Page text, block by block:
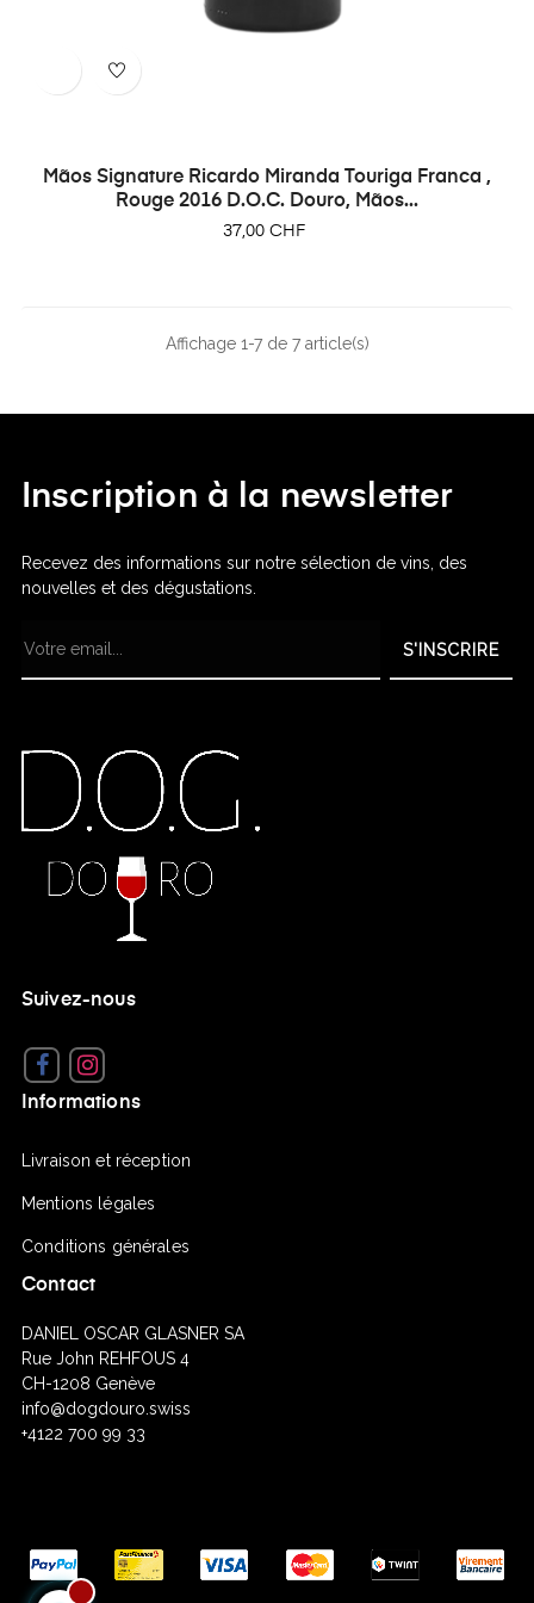
Mãos Signature Ricardo Miranda Touriga Franca ,
Rouge 2016 D.O.C. Douro, Mãos...
Prix
37,00 CHF
Affichage 1-7 de 7 article(s)
Inscription à la newsletter
Recevez des informations sur notre sélection de vins, des
nouvelles et des dégustations.
S'INSCRIRE
Suivez-nous
Facebook
Informations
Livraison et réception
Mentions légales
Conditions générales
Contact
DANIEL OSCAR GLASNER SA
Rue John REHFOUS 4
CH-1208 Genève
info@dogdouro.swiss
+4122 700 99 33